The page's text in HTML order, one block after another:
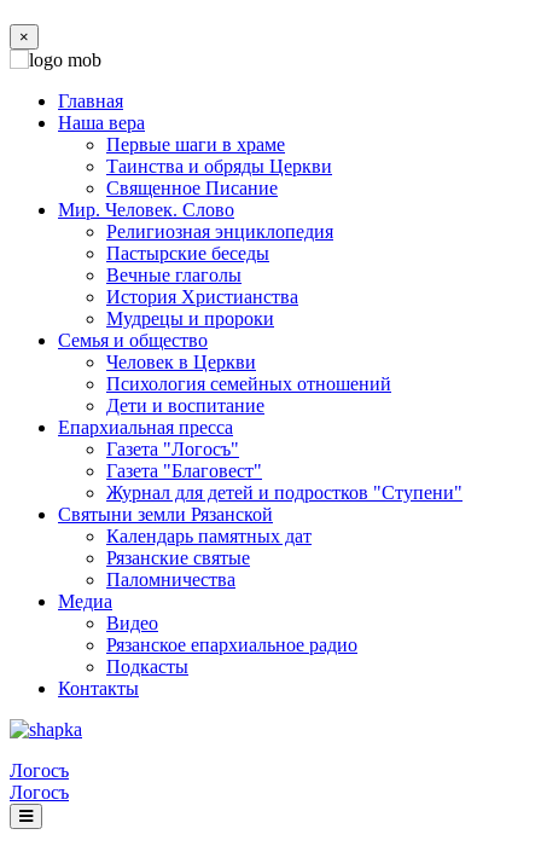
×
Главная
Наша вера
Первые шаги в храме
Таинства и обряды Церкви
Священное Писание
Мир. Человек. Слово
Религиозная энциклопедия
Пастырские беседы
Вечные глаголы
История Христианства
Мудрецы и пророки
Семья и общество
Человек в Церкви
Психология семейных отношений
Дети и воспитание
Епархиальная пресса
Газета "Логосъ"
Газета "Благовест"
Журнал для детей и подростков "Ступени"
Святыни земли Рязанской
Календарь памятных дат
Рязанские святые
Паломничества
Медиа
Видео
Рязанское епархиальное радио
Подкасты
Контакты
Логосъ
Логосъ